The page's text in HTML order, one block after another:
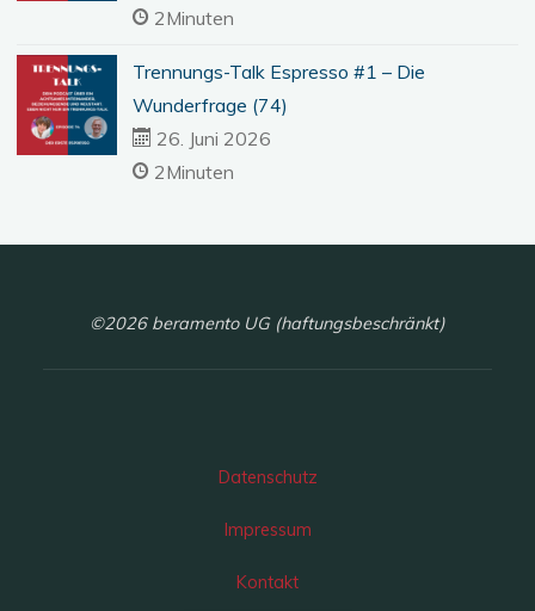
2Minuten
Trennungs-Talk Espresso #1 – Die
Wunderfrage (74)
26. Juni 2026
2Minuten
©2026 beramento UG (haftungsbeschränkt)
Datenschutz
Impressum
Kontakt